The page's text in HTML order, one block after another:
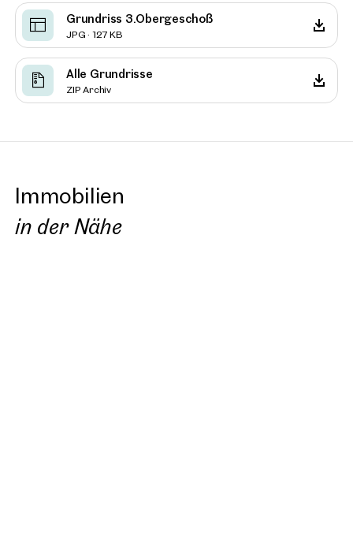
Grundriss 3.Obergeschoß
JPG · 127 KB
Alle Grundrisse
ZIP Archiv
Immobilien
in der Nähe